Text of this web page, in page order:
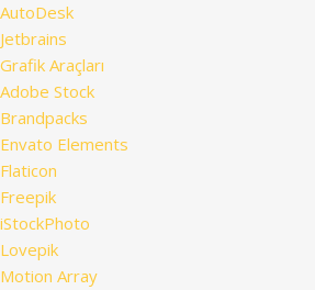
AutoDesk
Jetbrains
Grafik Araçları
Adobe Stock
Brandpacks
Envato Elements
Flaticon
Freepik
iStockPhoto
Lovepik
Motion Array